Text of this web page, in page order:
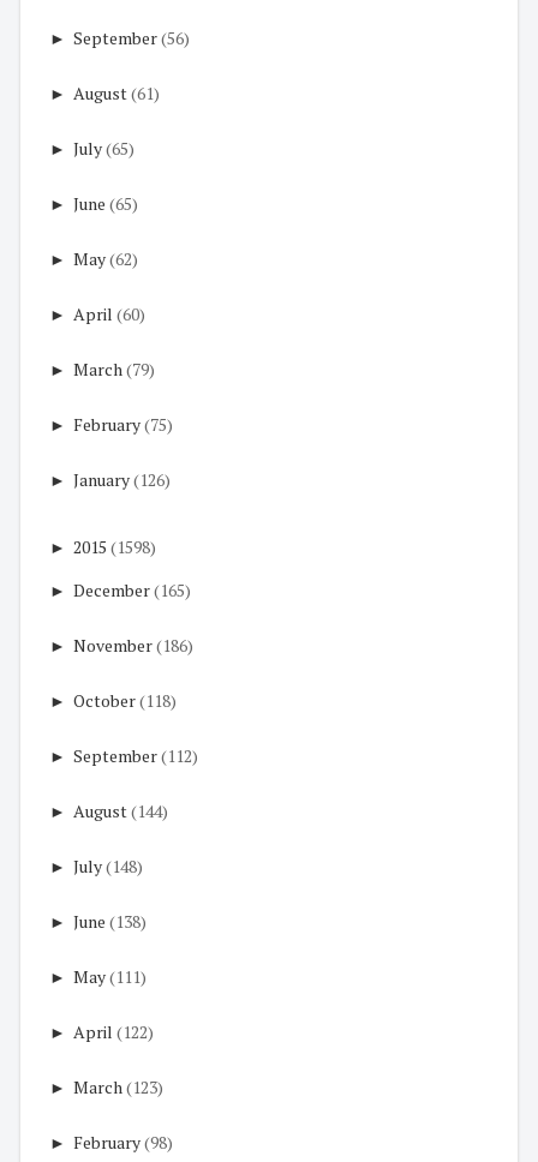
► September(56)
► August(61)
► July(65)
► June (65)
► May(62)
► April (60)
► March (79)
► February(75)
► January(126)
► 2015 (1598)
► December(165)
► November(186)
► October(118)
► September(112)
► August(144)
► July(148)
► June (138)
► May(111)
► April (122)
► March (123)
► February(98)